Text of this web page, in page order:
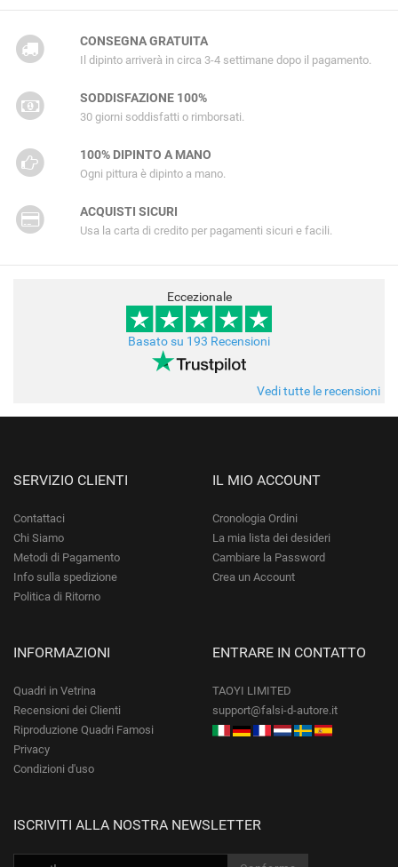
CONSEGNA GRATUITA
Il dipinto arriverà in circa 3-4 settimane dopo il pagamento.
SODDISFAZIONE 100%
30 giorni soddisfatti o rimborsati.
100% DIPINTO A MANO
Ogni pittura è dipinto a mano.
ACQUISTI SICURI
Usa la carta di credito per pagamenti sicuri e facili.
Eccezionale
Basato su 193 Recensioni
Vedi tutte le recensioni
SERVIZIO CLIENTI
Contattaci
Chi Siamo
Metodi di Pagamento
Info sulla spedizione
Politica di Ritorno
IL MIO ACCOUNT
Cronologia Ordini
La mia lista dei desideri
Cambiare la Password
Crea un Account
INFORMAZIONI
Quadri in Vetrina
Recensioni dei Clienti
Riproduzione Quadri Famosi
Privacy
Condizioni d'uso
ENTRARE IN CONTATTO
TAOYI LIMITED
support@falsi-d-autore.it
ISCRIVITI ALLA NOSTRA NEWSLETTER